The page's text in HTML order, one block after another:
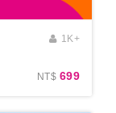
1K+
NT$ 699